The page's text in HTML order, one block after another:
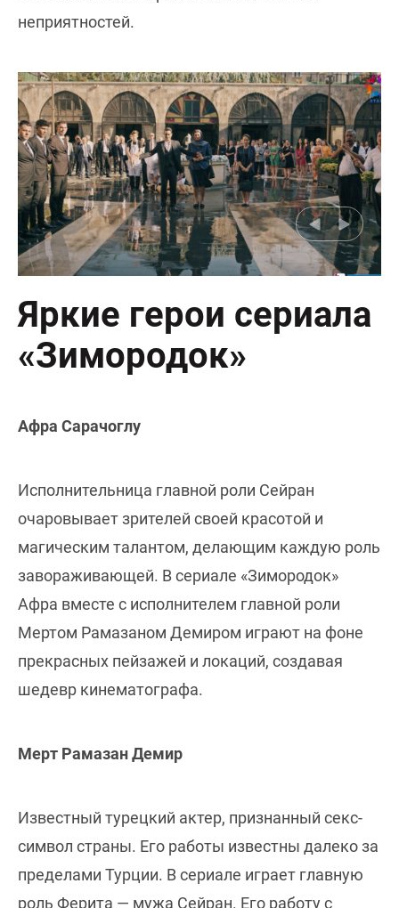
неприятностей.
Яркие герои сериала
«Зимородок»
Афра Сарачоглу
Исполнительница главной роли Сейран
очаровывает зрителей своей красотой и
магическим талантом, делающим каждую роль
завораживающей. В сериале «Зимородок»
Афра вместе с исполнителем главной роли
Мертом Рамазаном Демиром играют на фоне
прекрасных пейзажей и локаций, создавая
шедевр кинематографа.
Мерт Рамазан Демир
Известный турецкий актер, признанный секс-
символ страны. Его работы известны далеко за
пределами Турции. В сериале играет главную
роль Ферита — мужа Сейран. Его работу с